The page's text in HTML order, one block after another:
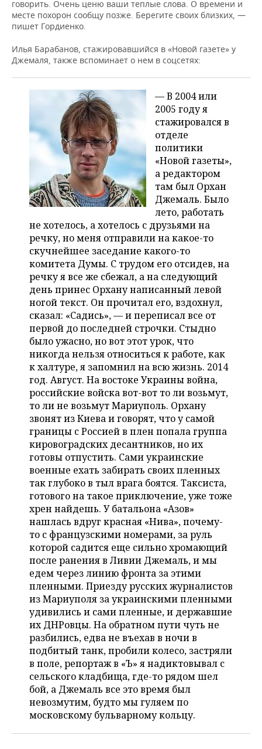
говорить. Очень ценю ваши теплые слова. О времени и
месте похорон сообщу позже. Берегите своих близких, —
пишет Гордиенко.
Илья Барабанов, стажировавшийся в «Новой газете» у
Джемаля, также вспоминает о нем в соцсетях:
— В 2004 или
2005 году я
стажировался в
отделе
политики
«Новой газеты»,
а редактором
там был Орхан
Джемаль. Было
лето, работать
не хотелось, а хотелось с друзьями на
речку, но меня отправили на какое-то
скучнейшее заседание какого-то
комитета Думы. С трудом его отсидев, на
речку я все же сбежал, а на следующий
день принес Орхану написанный левой
ногой текст. Он прочитал его, вздохнул,
сказал: «Садись», — и переписал все от
первой до последней строчки. Стыдно
было ужасно, но вот этот урок, что
никогда нельзя относиться к работе, как
к халтуре, я запомнил на всю жизнь. 2014
год. Август. На востоке Украины война,
российские войска вот-вот то ли возьмут,
то ли не возьмут Мариуполь. Орхану
звонят из Киева и говорят, что у самой
границы с Россией в плен попала группа
кировоградских десантников, но их
готовы отпустить. Сами украинские
военные ехать забирать своих пленных
так глубоко в тыл врага боятся. Таксиста,
готового на такое приключение, уже тоже
хрен найдешь. У батальона «Азов»
нашлась вдруг красная «Нива», почему-
то с французскими номерами, за руль
которой садится еще сильно хромающий
после ранения в Ливии Джемаль, и мы
едем через линию фронта за этими
пленными. Приезду русских журналистов
из Мариуполя за украинскими пленными
удивились и сами пленные, и державшие
их ДНРовцы. На обратном пути чуть не
разбились, едва не въехав в ночи в
подбитый танк, пробили колесо, застряли
в поле, репортаж в «Ъ» я надиктовывал с
сельского кладбища, где-то рядом шел
бой, а Джемаль все это время был
невозмутим, будто мы гуляем по
московскому бульварному кольцу.